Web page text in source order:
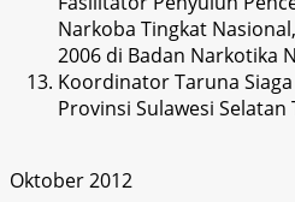
Narkoba Tingkat
2006 di Badan Narkotika
Koordinator Taruna Siaga
Provinsi Sulawesi
Oktober 2012